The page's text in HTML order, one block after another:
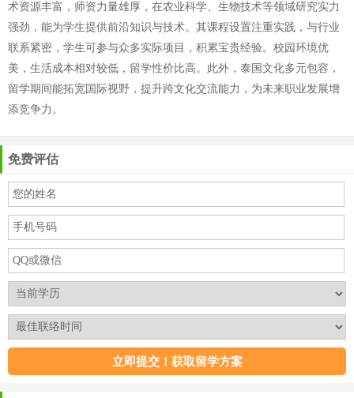
术资源丰富，师资力量雄厚，在农业科学、生物技术等领域研究实力
强劲，能为学生提供前沿知识与技术。其课程设置注重实践，与行业
联系紧密，学生可参与众多实际项目，积累宝贵经验。校园环境优
美，生活成本相对较低，留学性价比高。此外，泰国文化多元包容，
留学期间能拓宽国际视野，提升跨文化交流能力，为未来职业发展增
添竞争力。
免费评估